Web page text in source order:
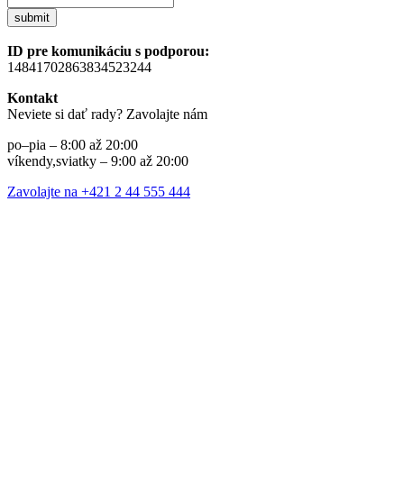
submit
ID pre komunikáciu s podporou:
14841702863834523244
Kontakt
Neviete si dať rady? Zavolajte nám
po–pia – 8:00 až 20:00
víkendy,sviatky – 9:00 až 20:00
Zavolajte na +421 2 44 555 444